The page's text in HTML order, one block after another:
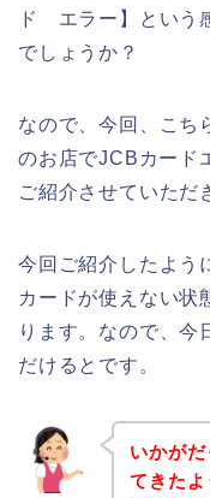
ド エラー】という
でしょうか？
なので、今回、こち
のお店でJCBカード
ご紹介させていただ
今回ご紹介したよう
カードが使えない状
ります。なので、今
だけるとです。
いかが
てきた